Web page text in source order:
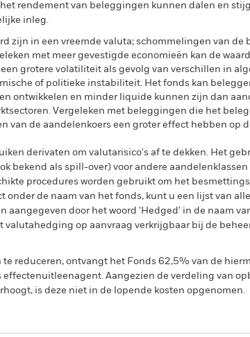
het rendement van beleggingen kunnen dalen en
inleg.
zijn in een vreemde valuta; schommelingen van de
met meer gevestigde economieën kan de
grotere volatiliteit als gevolg van verschillen in
of politieke instabiliteit. Het fonds kan
ontwikkelen en minder liquide kunnen zijn dan
Vergeleken met beleggingen die het
van de aandelenkoers een groter effect hebben op
derivaten om valutarisico's af te dekken. Het
bekend als spill-over) voor andere
procedures worden gebruikt om het
de naam van het fonds, kunt u een lijst van
door het woord 'Hedged' in de naam
valutahedging op aanvraag verkrijgbaar bij de
reduceren, ontvangt het Fonds 62,5% van de
effectenuitleenagent. Aangezien de verdeling van
is deze niet in de lopende kosten opgenomen.